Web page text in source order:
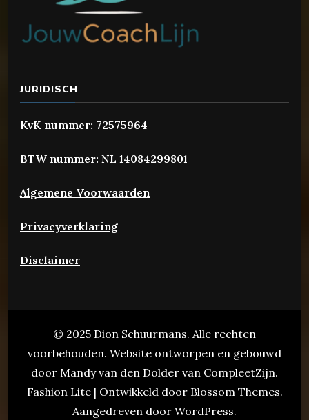
JURIDISCH
KvK nummer: 72575964
BTW nummer: NL 14084299801
Algemene Voorwaarden
Privacyverklaring
Disclaimer
© 2025 Dion Schuurmans. Alle rechten
voorbehouden. Website ontworpen en gebouwd
door Mandy van den Dolder van CompleetZijn.
Fashion Lite | Ontwikkeld door Blossom Themes.
Aangedreven door WordPress.